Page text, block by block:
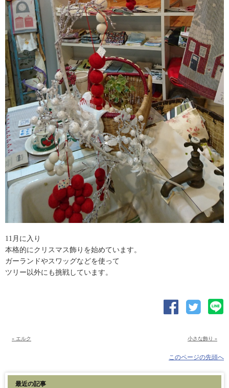
11月に入り
本格的にクリスマス飾りを始めています。
ガーランドやスワッグなどを使って
ツリー以外にも挑戦しています。
« エルク 小さな飾り »
このページの先頭へ
最近の記事